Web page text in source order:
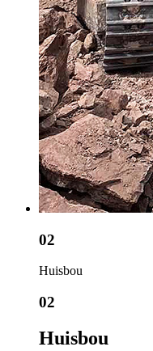
02
Huisbou
02
Huisbou